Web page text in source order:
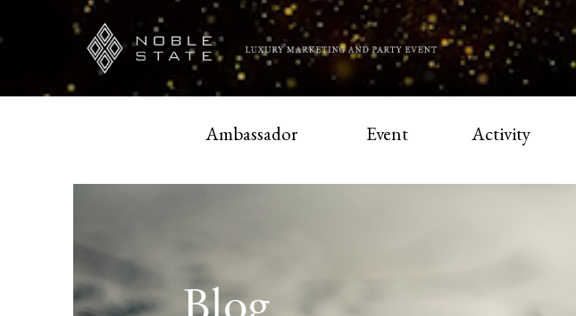
Ambassador Event Activity